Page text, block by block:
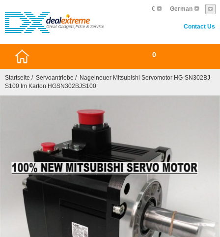
German
€
Contact Us
0
Startseite / Servoantriebe / Nagelneuer Mitsubishi Servomotor HG-SN302BJ-
S100 Im Karton HGSN302BJS100